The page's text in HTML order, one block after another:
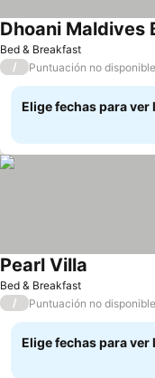
Bed & Breakfast
Dhoani Maldives
/ Puntuación no disponible
Elige fechas para
Bed & Breakfast
Pearl Villa
/ Puntuación no disponible
Elige fechas para